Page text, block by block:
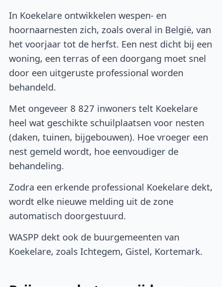
In Koekelare ontwikkelen wespen- en
hoornaarnesten zich, zoals overal in België, van
het voorjaar tot de herfst. Een nest dicht bij een
woning, een terras of een doorgang moet snel
door een uitgeruste professional worden
behandeld.
Met ongeveer 8 827 inwoners telt Koekelare
heel wat geschikte schuilplaatsen voor nesten
(daken, tuinen, bijgebouwen). Hoe vroeger een
nest gemeld wordt, hoe eenvoudiger de
behandeling.
Zodra een erkende professional Koekelare dekt,
wordt elke nieuwe melding uit de zone
automatisch doorgestuurd.
WASPP dekt ook de buurgemeenten van
Koekelare, zoals Ichtegem, Gistel, Kortemark.